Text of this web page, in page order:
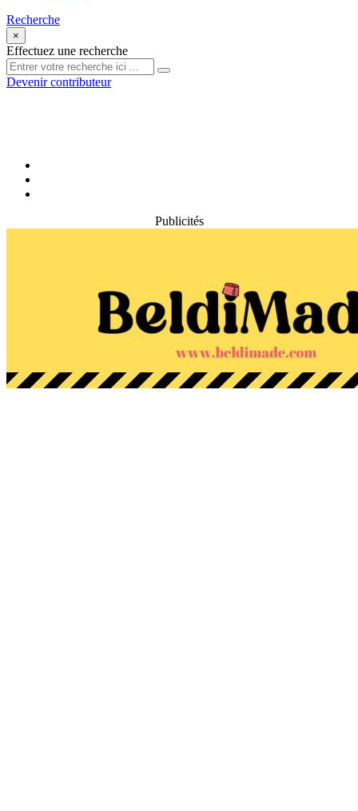
Recherche
×
Effectuez une recherche
Devenir contributeur
Publicités